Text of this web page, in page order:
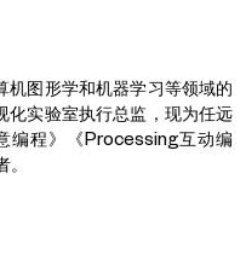
机图形学和机器学习等领域的
化实验室执行总监，现为任远
编程》《Processing互动编